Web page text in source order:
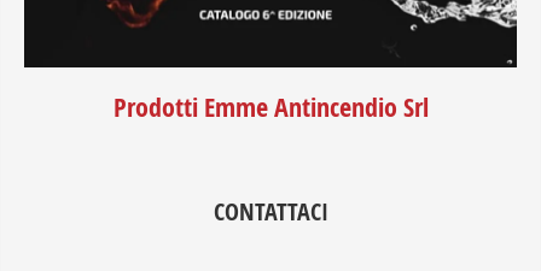
Prodotti Emme Antincendio Srl
CONTATTACI